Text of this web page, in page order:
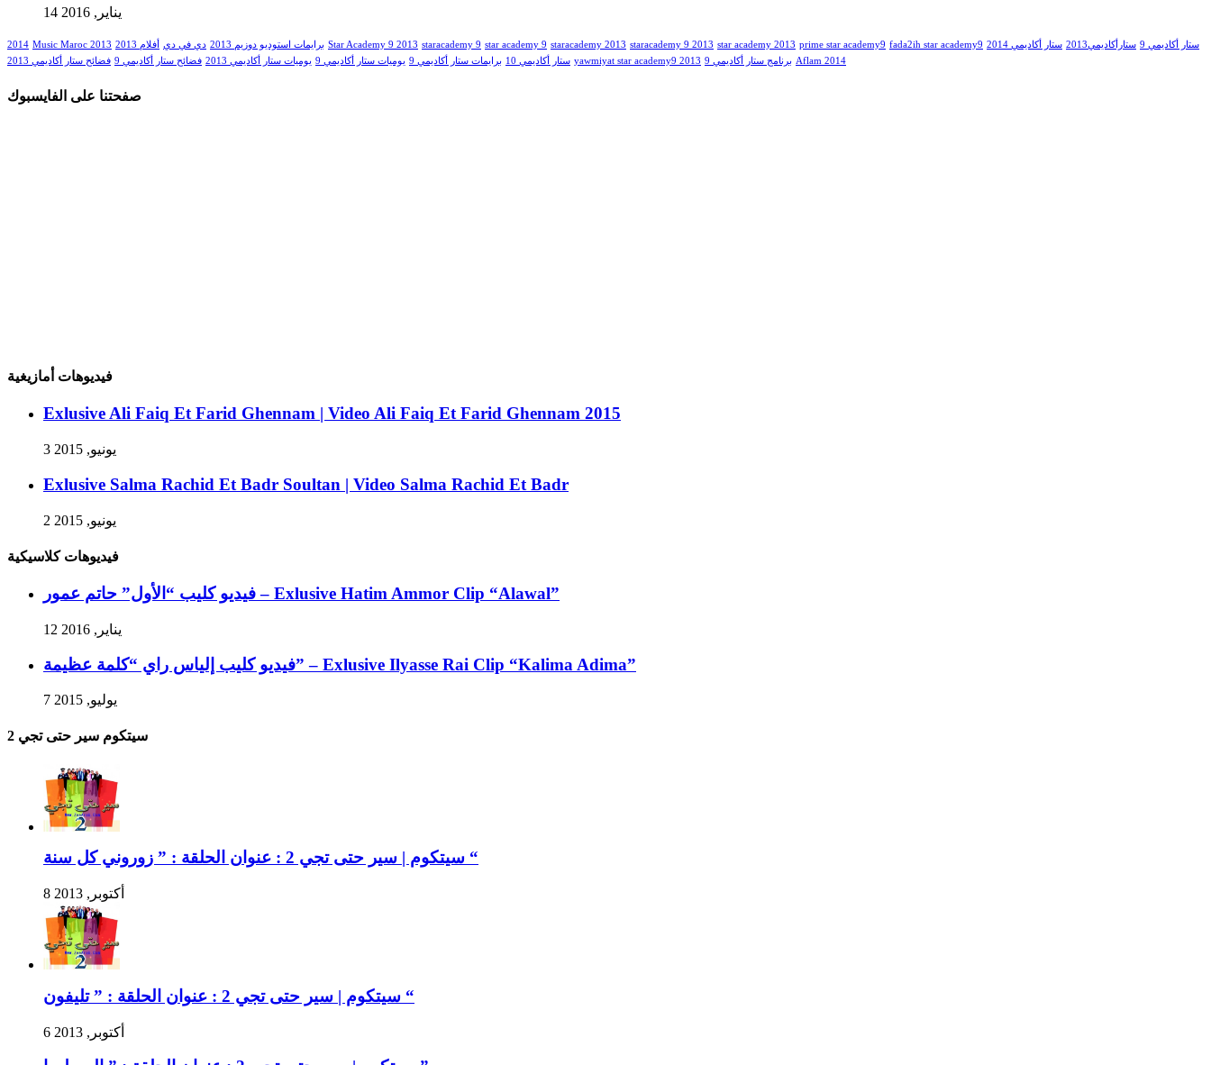
14 يناير, 2016
2014 Music Maroc 2013 برايمات استوديو دوزيم 2013 دي في دي أفلام 2013 Star Academy 9 2013 staracademy 9 star academy 9 staracademy 2013 staracademy 9 2013 star academy 2013 prime star academy9 fada2ih star academy9 ستار أكاديمي 9 ستارأكاديمي2013
ستار أكاديمي 2014
ستار أكاديمي 10
برايمات ستار أكاديمي 9 يوميات ستار أكاديمي 9 يوميات ستار أكاديمي 2013 فضائح ستار أكاديمي 9 فضائح ستار أكاديمي 2013 yawmiyat star academy9 2013 برنامج ستار أكاديمي 9 Aflam 2014
صفحتنا على الفايسبوك
فيديوهات أمازيغية
Exlusive Ali Faiq Et Farid Ghennam | Video Ali Faiq Et Farid Ghennam 2015
3 يونيو, 2015
Exlusive Salma Rachid Et Badr Soultan | Video Salma Rachid Et Badr
2 يونيو, 2015
فيديوهات كلاسيكية
فيديو كليب “الأول” حاتم عمور – Exlusive Hatim Ammor Clip “Alawal”
12 يناير, 2016
فيديو كليب إلياس راي “كلمة عظيمة” – Exlusive Ilyasse Rai Clip “Kalima Adima”
7 يوليو, 2015
سيتكوم سير حتى تجي 2
سيتكوم | سير حتى تجي 2 : عنوان الحلقة : ” زوروني كل سنة “
8 أكتوبر, 2013
سيتكوم | سير حتى تجي 2 : عنوان الحلقة : ” تليفون “
6 أكتوبر, 2013